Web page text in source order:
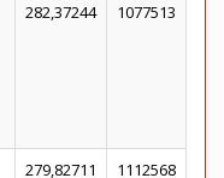
282,37244 1077513
279,82711 1112568